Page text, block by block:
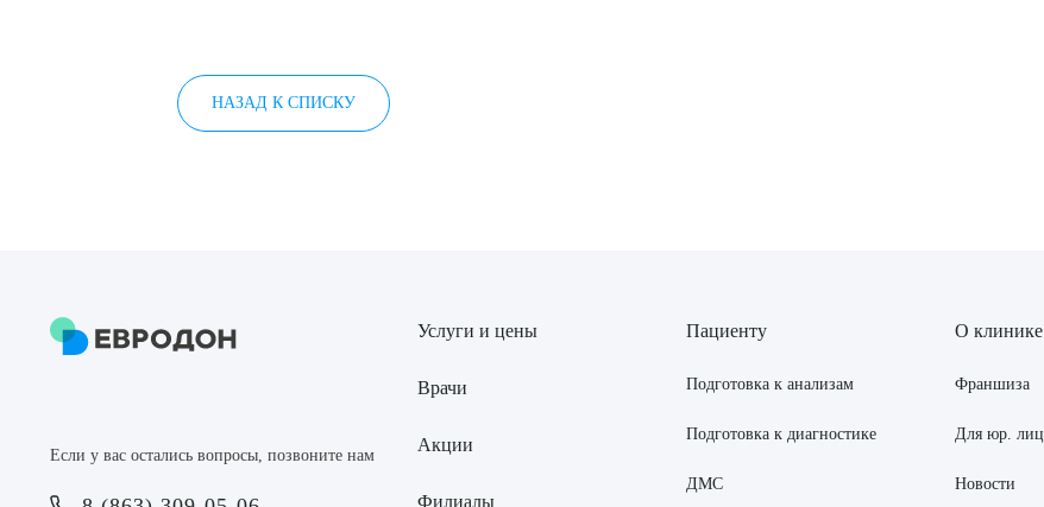
НАЗАД К СПИСКУ
Если у вас остались вопросы, позвоните нам
Услуги и цены
Врачи
Акции
Филиалы
Пациенту
Подготовка к анализам
Подготовка к диагностике
ДМС
О клинике
Франшиза
Для юр. лиц
Новости